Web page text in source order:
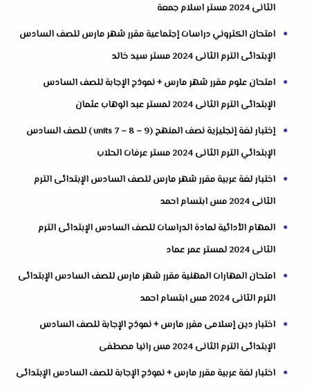
الثانى 2024 مستر اسلام جمعة
امتحان الكتروني دراسات إجتماعية مقرر شهر مارس للصف السادس
الإبتدائى الترم الثانى 2024 مستر سيد خالد
امتحان علوم مقرر شهر مارس + نموذج الإجابة للصف السادس
الإبتدائى الترم الثانى 2024 لمستر عبد الوهاب عثمان
إختبار لغة إنجليزية نصف المنهج (units 7 – 8 – 9 ) للصف السادس
الإبتدائي الترم الثانى 2024 مستر عرفات الحلاب
اختبار لغة عربية مقرر شهر مارس للصف السادس الإبتدائى الترم
الثانى 2024 مس ابتسام احمد
المهام الأدائية لمادة الدراسات للصف السادس الإبتدائى الترم
الثانى 2024 لمستر عمر عماد
امتحان المهارات المهنية مقرر شهر مارس للصف السادس الإبتدائى
الترم الثانى 2024 مس ابتسام احمد
اختبار دين إسلامى مقرر مارس + نموذج الإجابة للصف السادس
الإبتدائى الترم الثانى 2024 مس رانيا مصطفى
اختبار لغة عربية مقرر مارس + نموذج الإجابة للصف السادس الإبتدائى